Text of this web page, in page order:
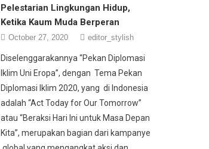
Pelestarian Lingkungan Hidup,
Ketika Kaum Muda Berperan
October 27, 2020 editor_stylish
Diselenggarakannya “Pekan Diplomasi
Iklim Uni Eropa”, dengan Tema Pekan
Diplomasi Iklim 2020, yang di Indonesia
adalah “Act Today for Our Tomorrow”
atau “Beraksi Hari Ini untuk Masa Depan
Kita”, merupakan bagian dari kampanye